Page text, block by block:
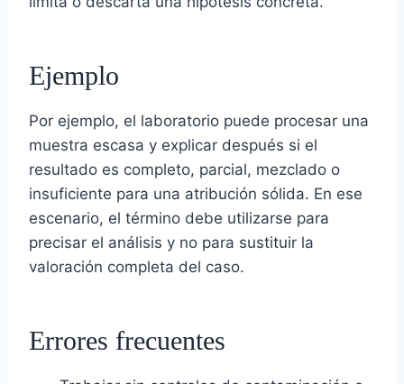
Ejemplo
Por ejemplo, el laboratorio puede procesar una
muestra escasa y explicar después si el
resultado es completo, parcial, mezclado o
insuficiente para una atribución sólida. En ese
escenario, el término debe utilizarse para
precisar el análisis y no para sustituir la
valoración completa del caso.
Errores frecuentes